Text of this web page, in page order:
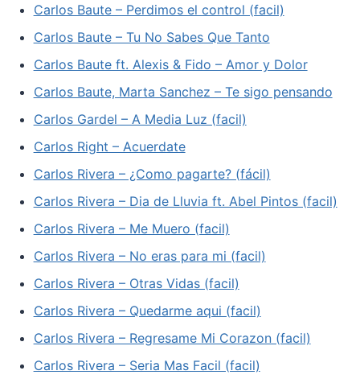
Carlos Baute – Perdimos el control (facil)
Carlos Baute – Tu No Sabes Que Tanto
Carlos Baute ft. Alexis & Fido – Amor y Dolor
Carlos Baute, Marta Sanchez – Te sigo pensando
Carlos Gardel – A Media Luz (facil)
Carlos Right – Acuerdate
Carlos Rivera – ¿Como pagarte? (fácil)
Carlos Rivera – Dia de Lluvia ft. Abel Pintos (facil)
Carlos Rivera – Me Muero (facil)
Carlos Rivera – No eras para mi (facil)
Carlos Rivera – Otras Vidas (facil)
Carlos Rivera – Quedarme aqui (facil)
Carlos Rivera – Regresame Mi Corazon (facil)
Carlos Rivera – Seria Mas Facil (facil)